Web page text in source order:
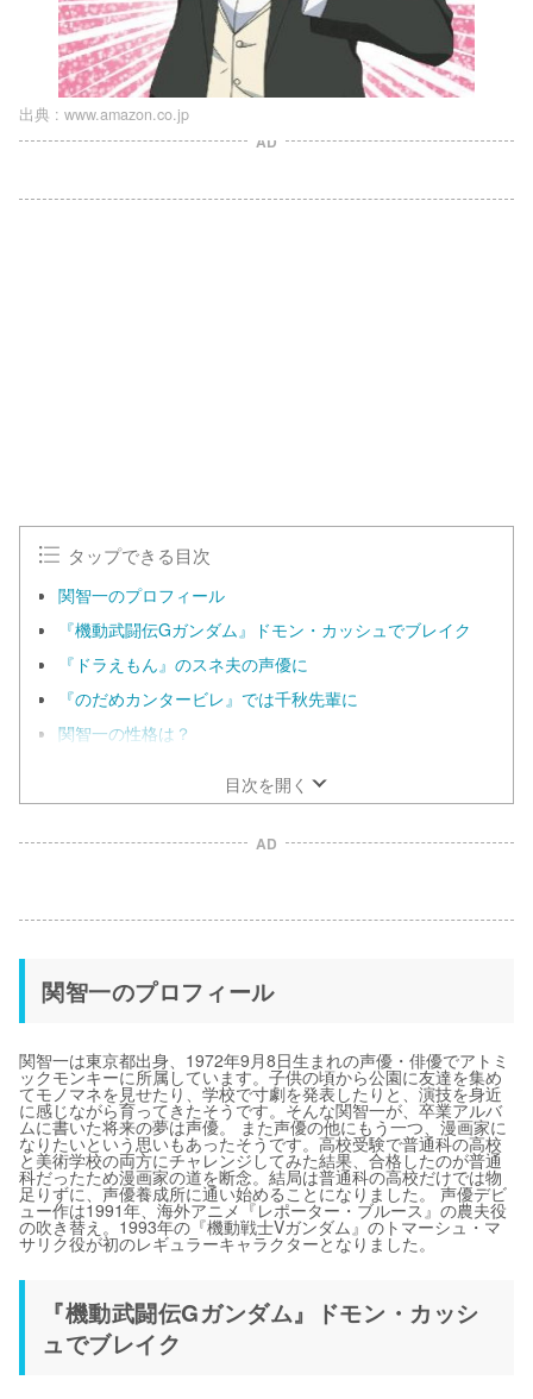
出典 : www.amazon.co.jp
AD
タップできる目次
関智一のプロフィール
『機動武闘伝Gガンダム』ドモン・カッシュでブレイク
『ドラえもん』のスネ夫の声優に
『のだめカンタービレ』では千秋先輩に
関智一の性格は？
目次を開く
AD
関智一のプロフィール
関智一は東京都出身、1972年9月8日生まれの声優・俳優でアトミ
ックモンキーに所属しています。子供の頃から公園に友達を集め
てモノマネを見せたり、学校で寸劇を発表したりと、演技を身近
に感じながら育ってきたそうです。そんな関智一が、卒業アルバ
ムに書いた将来の夢は声優。 また声優の他にもう一つ、漫画家に
なりたいという思いもあったそうです。高校受験で普通科の高校
と美術学校の両方にチャレンジしてみた結果、合格したのが普通
科だったため漫画家の道を断念。結局は普通科の高校だけでは物
足りずに、声優養成所に通い始めることになりました。 声優デビ
ュー作は1991年、海外アニメ『レポーター・ブルース』の農夫役
の吹き替え。1993年の『機動戦士Vガンダム』のトマーシュ・マ
サリク役が初のレギュラーキャラクターとなりました。
『機動武闘伝Gガンダム』ドモン・カッシ
ュでブレイク